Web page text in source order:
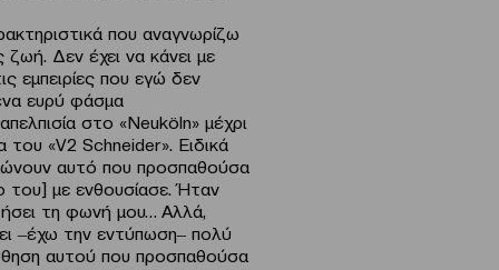
που αναγνωρίζω
Δεν έχει να κάνει με
εμπειρίες που εγώ δεν
ευρύ φάσμα
στο «Neuköln» μέχρι
του «V2 Schneider». Ειδικά
αυτό που προσπαθούσα
του] με ενθουσίασε. Ήταν
τη φωνή μου… Αλλά,
‒έχω την εντύπωση‒ πολύ
αυτού που προσπαθούσα